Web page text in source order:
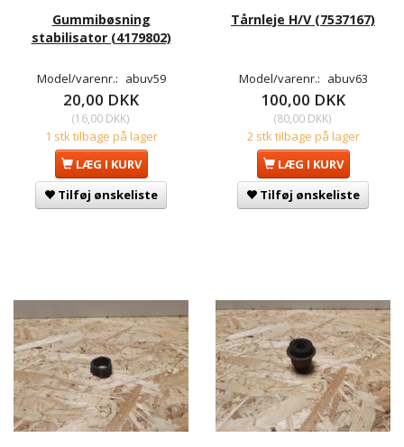
Gummibøsning
stabilisator (4179802)
Model/varenr.: abuv59
20,00 DKK
(16,00 DKK)
1 stk tilbage på lager
LÆG I KURV
Tilføj ønskeliste
Tårnleje H/V (7537167)
Model/varenr.: abuv63
100,00 DKK
(80,00 DKK)
2 stk tilbage på lager
LÆG I KURV
Tilføj ønskeliste